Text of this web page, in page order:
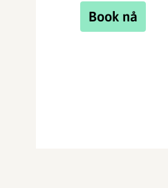
Book nå